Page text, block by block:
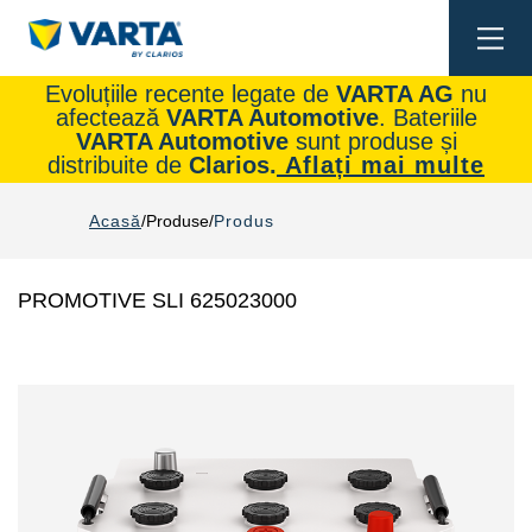
Evoluțiile recente legate de VARTA AG nu
afectează VARTA Automotive. Bateriile
VARTA Automotivesunt produse și
distribuite de Clarios. Aflați mai multe
Acasă Produse Produs
PROMOTIVE SLI 625023000